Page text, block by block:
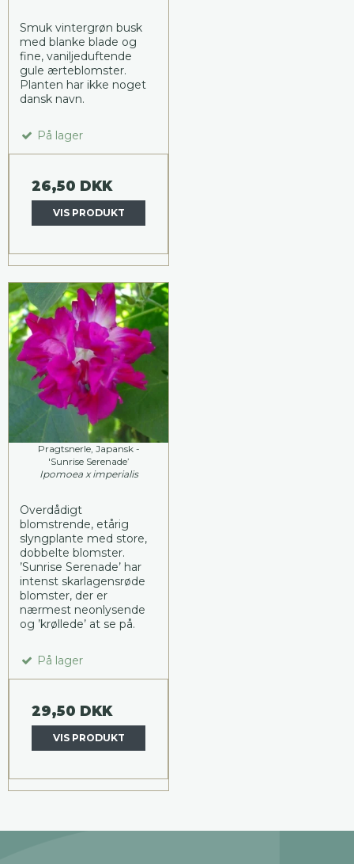
Smuk vintergrøn busk
med blanke blade og
fine, vaniljeduftende
gule ærteblomster.
Planten har ikke noget
dansk navn.
På lager
26,50 DKK
VIS PRODUKT
Pragtsnerle, Japansk -
'Sunrise Serenade’
Ipomoea x imperialis
Overdådigt
blomstrende, etårig
slyngplante med store,
dobbelte blomster.
’Sunrise Serenade’ har
intenst skarlagensrøde
blomster, der er
nærmest neonlysende
og ’krøllede’ at se på.
På lager
29,50 DKK
VIS PRODUKT